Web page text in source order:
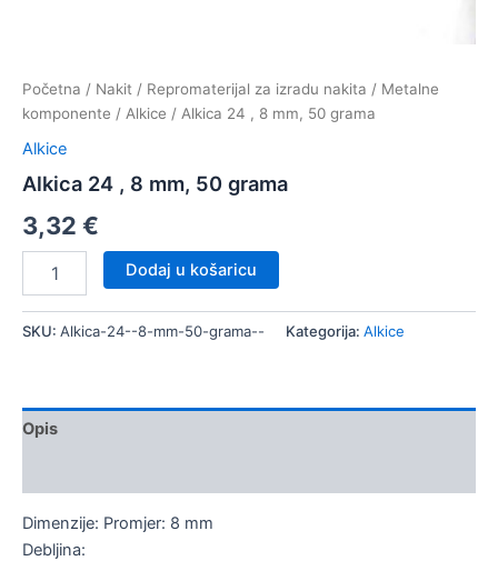
Početna / Nakit / Repromaterijal za izradu nakita / Metalne
komponente / Alkice / Alkica 24 , 8 mm, 50 grama
Alkice
Alkica 24 , 8 mm, 50 grama
3,32 €
8
količina
Dodaj u košaricu
SKU: Alkica-24--8-mm-50-grama-- Kategorija: Alkice
Opis
Dimenzije: Promjer: 8 mm
Debljina: